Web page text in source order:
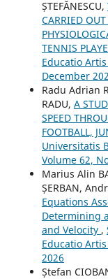
ȘTEFĂNESCU,
CARRIED
TENNIS
Educatio
December
Radu Adrian
RADU, A
SPEED
FOOTBALL,
Universitatis
Volume 62,
Marius Alin
ȘERBAN,
Equations
Determining
and Velocity ,
Educatio
2026
Ștefan